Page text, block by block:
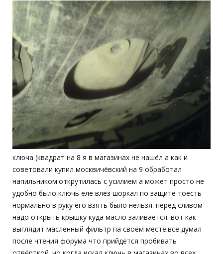
ключа (квадрат на 8 я в магазинах не нашёл а как и
советовали купил москвичёвский на 9 обработал
напильником.открутилась с усилием а может просто не
удобно было ключь еле влез шоркал по защите тоесть
нормально в руку его взять было нельзя. перед сливом
надо открыть крышку куда масло заливается. вот как
выглядит масленный фильтр па своём месте.всё думал
после чтения форума что прийдётся пробивать